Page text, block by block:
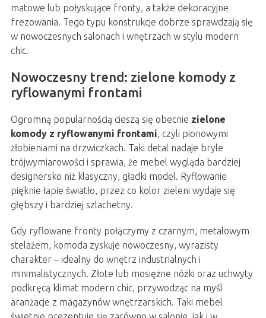
matowe lub połyskujące fronty, a także dekoracyjne
frezowania. Tego typu konstrukcje dobrze sprawdzają się
w nowoczesnych salonach i wnętrzach w stylu modern
chic.
Nowoczesny trend: zielone komody z
ryflowanymi frontami
Ogromną popularnością cieszą się obecnie zielone
komody z ryflowanymi frontami, czyli pionowymi
żłobieniami na drzwiczkach. Taki detal nadaje bryle
trójwymiarowości i sprawia, że mebel wygląda bardziej
designersko niż klasyczny, gładki model. Ryflowanie
pięknie łapie światło, przez co kolor zieleni wydaje się
głębszy i bardziej szlachetny.
Gdy ryflowane fronty połączymy z czarnym, metalowym
stelażem, komoda zyskuje nowoczesny, wyrazisty
charakter – idealny do wnętrz industrialnych i
minimalistycznych. Złote lub mosiężne nóżki oraz uchwyty
podkręcą klimat modern chic, przywodząc na myśl
aranżacje z magazynów wnętrzarskich. Taki mebel